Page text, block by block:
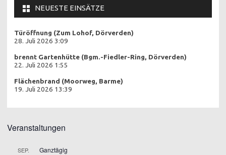
NEUESTE EINSÄTZE
Türöffnung (Zum Lohof, Dörverden)
28. Juli 2026 3:09
brennt Gartenhütte (Bgm.-Fiedler-Ring, Dörverden)
22. Juli 2026 1:55
Flächenbrand (Moorweg, Barme)
19. Juli 2026 13:39
Veranstaltungen
SEP. Ganztägig